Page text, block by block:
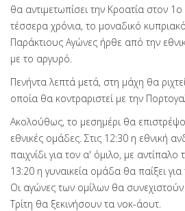
θα αντιμετωπίσει την Κροατία στον
τέσσερα χρόνια, το μοναδικό
Παράκτιους Αγώνες ήρθε από την
με το αργυρό.
Πενήντα λεπτά μετά, στη μάχη θα
οποία θα κοντραριστεί με την
Ακολούθως, το μεσημέρι θα
εθνικές ομάδες. Στις 12:30 η εθνική
παιχνίδι για τον α' όμιλο, με
13:20 η γυναικεία ομάδα θα παίξει
Οι αγώνες των ομίλων θα
Τρίτη θα ξεκινήσουν τα νοκ-άουτ.